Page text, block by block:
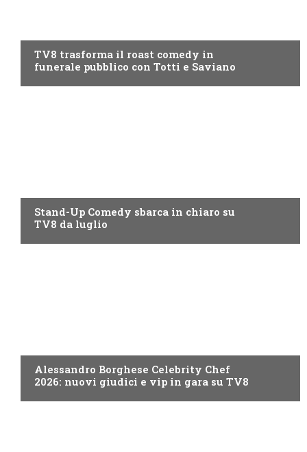
TV8 trasforma il roast comedy in
funerale pubblico con Totti e Saviano
Stand-Up Comedy sbarca in chiaro su
TV8 da luglio
Alessandro Borghese Celebrity Chef
2026: nuovi giudici e vip in gara su TV8